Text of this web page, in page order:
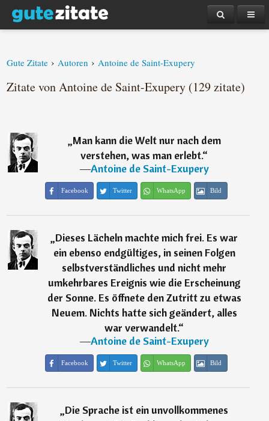
Gute Zitate › Autoren › Antoine de Saint-Exupery
Zitate von Antoine de Saint-Exupery (129 zitate)
„Man kann die Welt nur nach dem
verstehen, was man erlebt.“
―Antoine de Saint-Exupery
Facebook Twitter WhatsApp Bild
„Dieses Lächeln machte mich frei. Es war
ein ebenso endgültiges, in seinen Folgen
selbstverständliches und nicht mehr
umkehrbares Ereignis wie die Erscheinung
der Sonne. Es öffnete den Zutritt zu etwas
Neuem. Nichts hatte sich geändert, alles
war verwandelt.“
―Antoine de Saint-Exupery
Facebook Twitter WhatsApp Bild
„Die Sprache ist ein unvollkommenes